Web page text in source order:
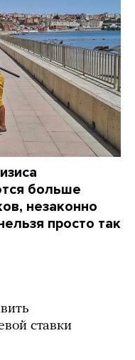
больше
незаконно
просто так
ставки